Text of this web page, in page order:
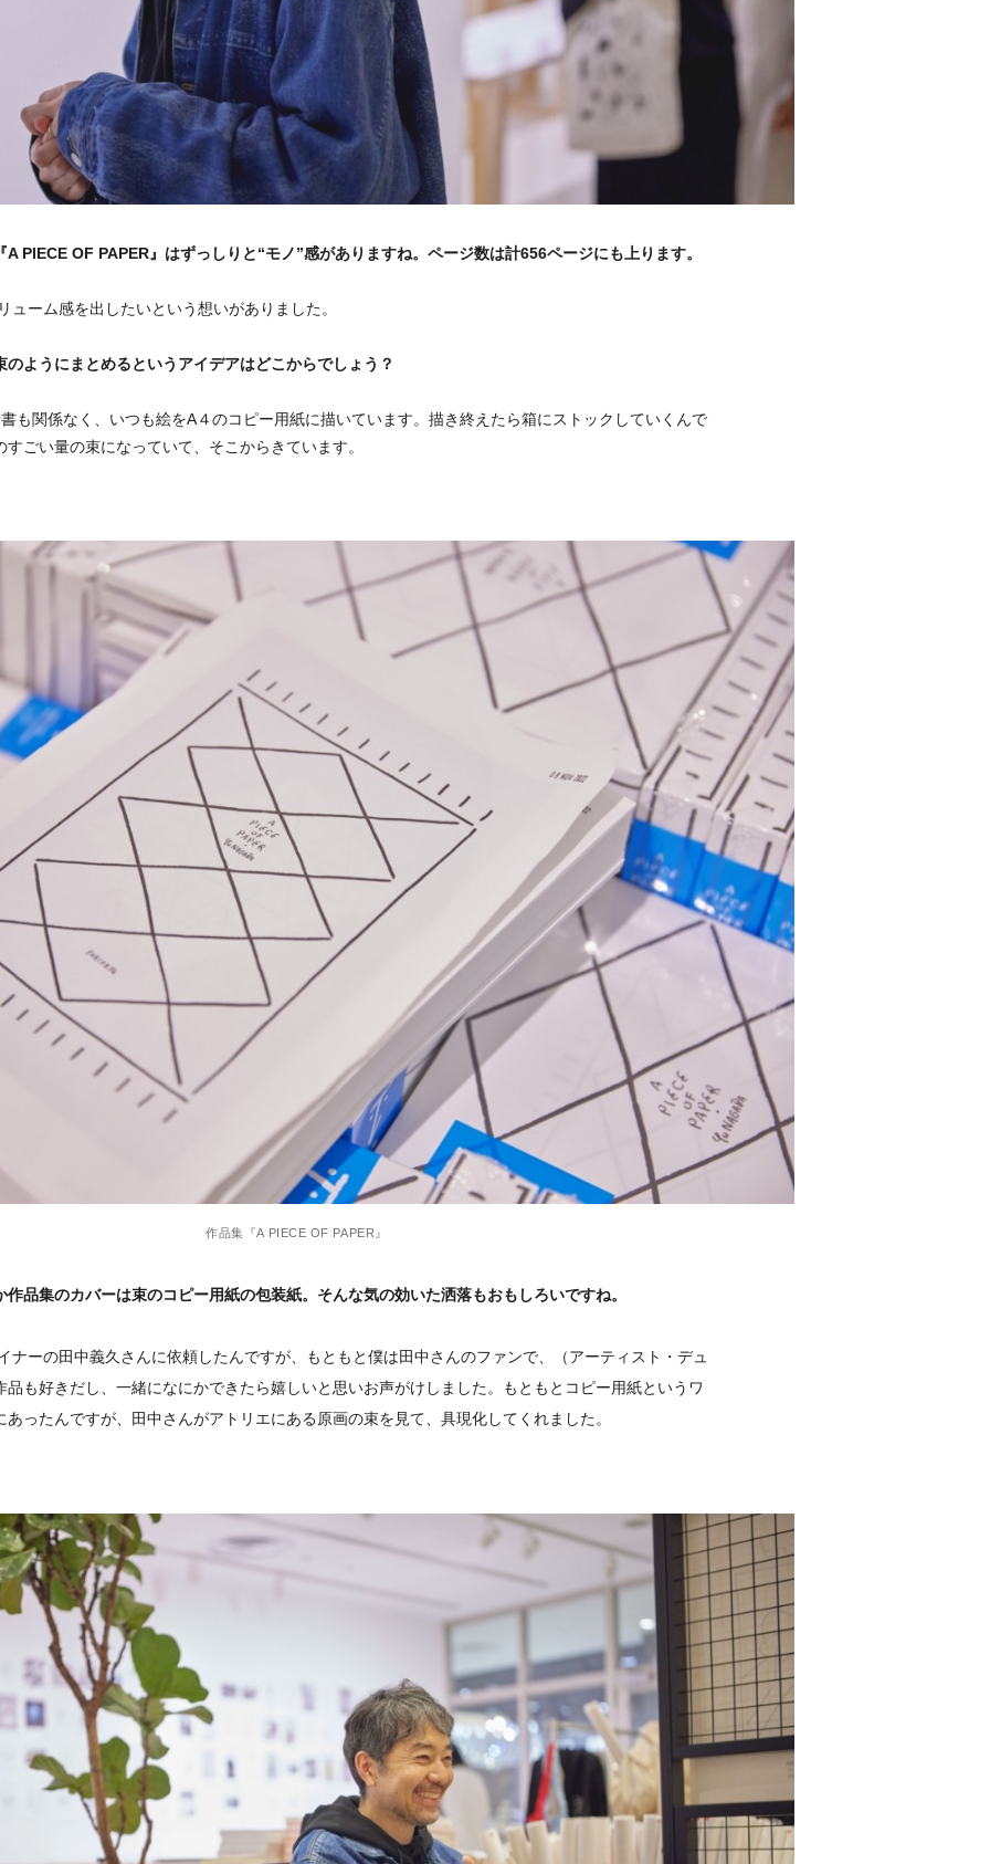
A PIECE OF PAPER』はずっしりと“モノ”感がありますね。ページ数は計656ページにも上ります。
ューム感を出したいという想いがありました。
のようにまとめるというアイデアはどこからでしょう？
も関係なく、いつも絵をA４のコピー用紙に描いています。描き終えたら箱にストックしていくんで
ごい量の束になっていて、そこからきています。
作品集『A PIECE OF PAPER』
作品集のカバーは束のコピー用紙の包装紙。そんな気の効いた洒落もおもしろいですね。
ナーの田中義久さんに依頼したんですが、もともと僕は田中さんのファンで、（アーティスト・デュ
品も好きだし、一緒になにかできたら嬉しいと思いお声がけしました。もともとコピー用紙というワ
あったんですが、田中さんがアトリエにある原画の束を見て、具現化してくれました。